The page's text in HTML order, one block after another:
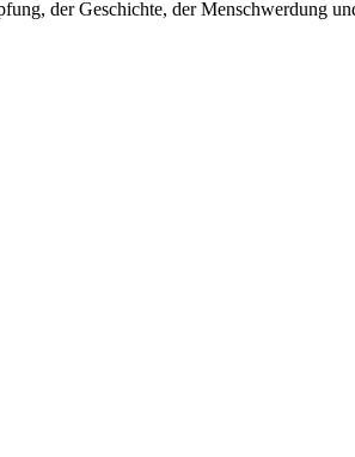
der Geschichte, der Menschwerdung